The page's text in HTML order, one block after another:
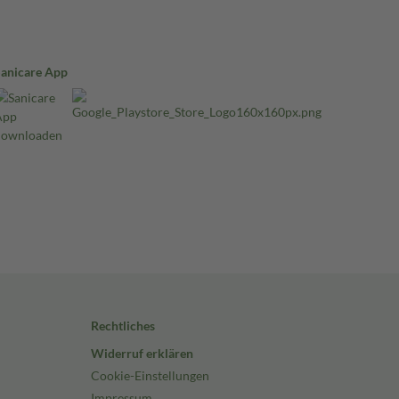
App
Rechtliches
Widerruf erklären
Cookie-Einstellungen